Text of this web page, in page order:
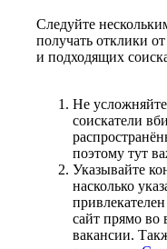
Следуйте
получать отклики
и подходящих
Не
соискатели
поэтому тут
Указывайте
насколько
сайт прямо во
вакансии.